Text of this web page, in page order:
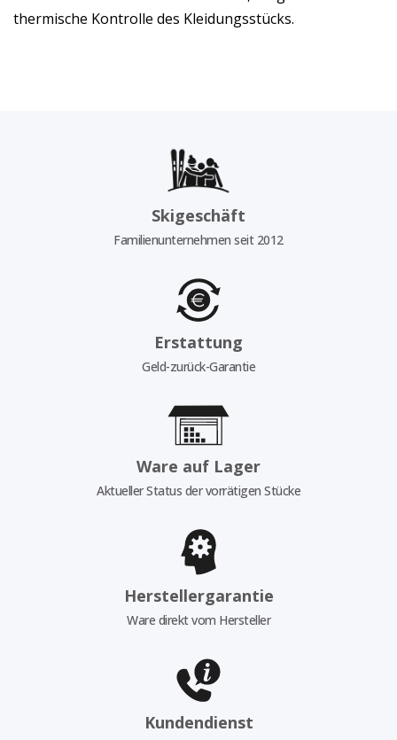
thermische Kontrolle des Kleidungsstücks.
Skigeschäft
Familienunternehmen seit 2012
Erstattung
Geld-zurück-Garantie
Ware auf Lager
Aktueller Status der vorrätigen Stücke
Herstellergarantie
Ware direkt vom Hersteller
Kundendienst